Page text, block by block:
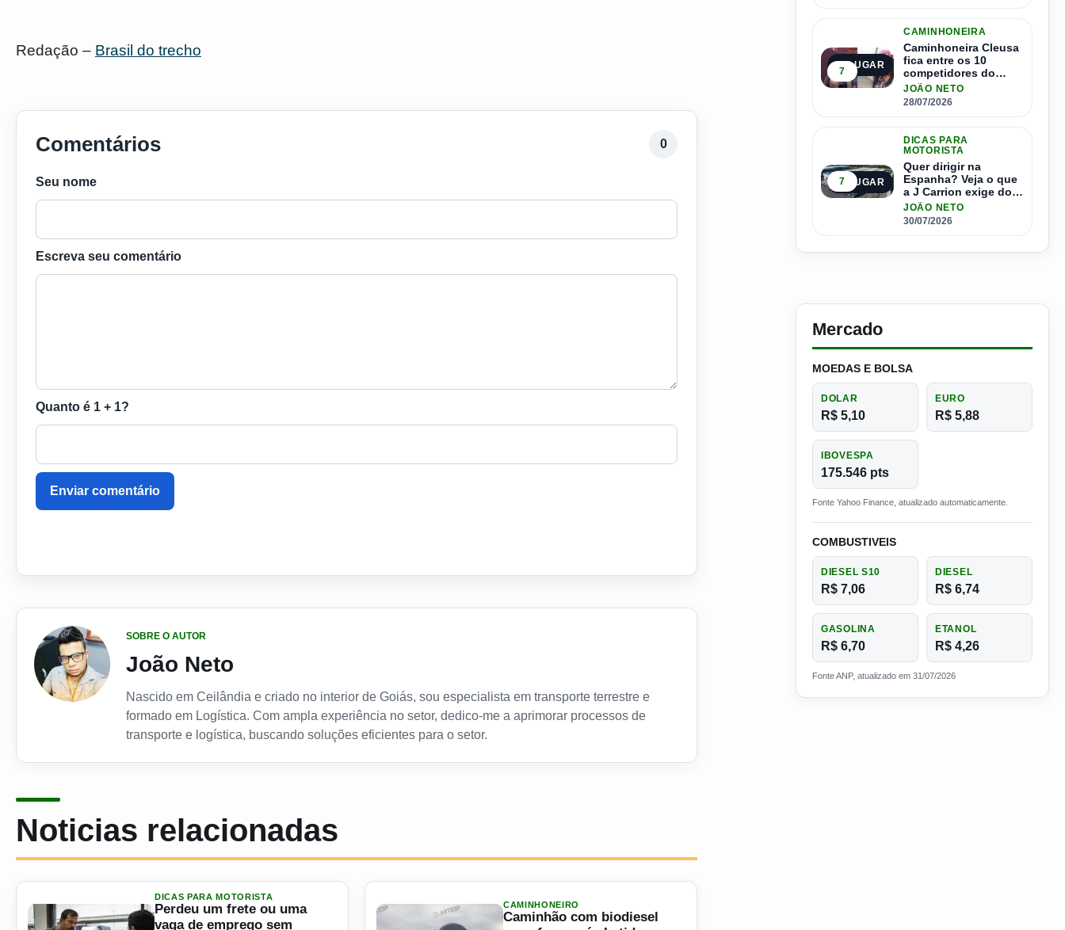
Redação – Brasil do trecho
Comentários 0
Seu nome
Escreva seu comentário
Quanto é 1 + 1?
Enviar comentário
SOBRE O AUTOR
João Neto
Nascido em Ceilândia e criado no interior de Goiás, sou especialista em transporte terrestre e
formado em Logística. Com ampla experiência no setor, dedico-me a aprimorar processos de
transporte e logística, buscando soluções eficientes para o setor.
Noticias relacionadas
DICAS PARA MOTORISTA
Perdeu um frete ou uma
vaga de emprego sem
CAMINHONEIRO
Caminhão com biodiesel
4º LUGAR
7
CAMINHONEIRA
Caminhoneira Cleusa
fica entre os 10
competidores do
Master Driver Brasil
JOÃO NETO
28/07/2026
5º LUGAR
7
DICAS PARA
MOTORISTA
Quer dirigir na
Espanha? Veja o que
a J Carrion exige dos
brasileiros
JOÃO NETO
30/07/2026
Mercado
MOEDAS E BOLSA
DOLAR
R$ 5,10
EURO
R$ 5,88
IBOVESPA
175.546 pts
Fonte Yahoo Finance, atualizado automaticamente.
COMBUSTIVEIS
DIESEL S10
R$ 7,06
DIESEL
R$ 6,74
GASOLINA
R$ 6,70
ETANOL
R$ 4,26
Fonte ANP, atualizado em 31/07/2026